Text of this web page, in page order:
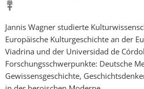
Jannis Wagner studierte
Europäische Kulturgeschichte an der
Viadrina und der Universidad de
Forschungsschwerpunkte: Deutsche
Gewissensgeschichte,